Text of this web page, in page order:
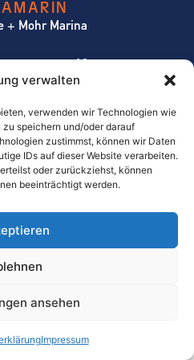
verwalten
verwenden wir Technologien wie
speichern und/oder darauf
zustimmst, können wir Daten
IDs auf dieser Website verarbeiten.
oder zurückziehst, können
beeinträchtigt werden.
ansehen
Impressum
+ Mohr Marina
10
Gohren
43 / 96 60 – 0